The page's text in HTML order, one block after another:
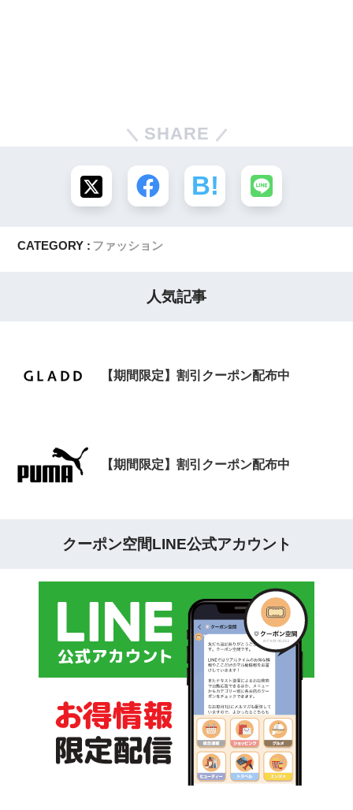
SHARE
CATEGORY : ファッション
人気記事
【期間限定】割引クーポン配布中
【期間限定】割引クーポン配布中
クーポン空間LINE公式アカウント